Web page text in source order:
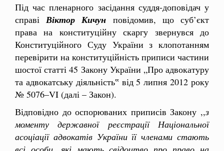
Під час пленарного засідання суддя-доповідач у
справі Віктор Кичун повідомив, що суб’єкт
права на конституційну скаргу звернувся до
Конституційного Суду України з клопотанням
перевірити на конституційність приписи частини
шостої статті 45 Закону України „Про адвокатуру
та адвокатську діяльність‟ від 5 липня 2012 року
№ 5076–VI (далі – Закон).
Відповідно до оспорюваних приписів Закону ,,з
моменту
державної реєстрації Національної
асоціації адвокатів України її членами стають